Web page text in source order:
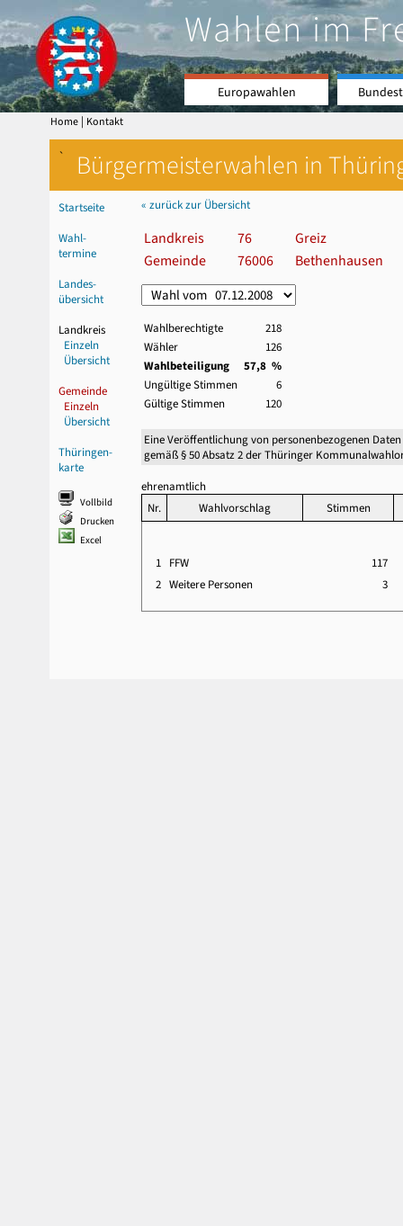
Wahlen im
Europawahlen
Home | Kontakt
` Bürgermeisterwahlen in
Startseite
Wahl-
termine
Landes-
übersicht
Landkreis
Einzeln
Übersicht
Gemeinde
Einzeln
Übersicht
Thüringen-
karte
Vollbild
Drucken
Excel
« zurück zur Übersicht
Landkreis 76
Greiz
Gemeinde
76006 Bethenhausen
Wahlberechtigte
218
Wähler
126
Wahlbeteiligung
57,8 %
Ungültige Stimmen
6
Gültige Stimmen
120
Eine Veröffentlichung von personenbezogenen
gemäß § 50 Absatz 2 der Thüringer
ehrenamtlich
Nr.
Wahlvorschlag Stimmen
1 FFW
117
2 Weitere Personen 3